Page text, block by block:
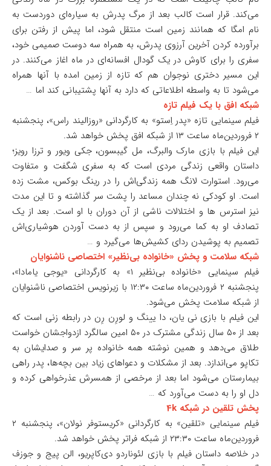
می‌کند. قرار است کالب بعد از مرگ پدرش به سیاره‌ای دوردست به
نام امگا که همانند زمین است منتقل شود، اما پیش از رفتن برای
برآورده کردن آخرین آرزوی پدرش، به همراه سه دوست صمیمی‌ خود،
سفری را برای کاوش در یک گودال افسانه‌ای در ماه اغاز می‌کنند. در
این مسیر دختری نوجوان هم که تازه از زمین امده با آنها همراه
می‌شود تا به واسطه اطلاعاتی که دارد به آنها پشتیبانی کند اما …
شبکه افق با یک فیلم تازه
فیلم سینمایی تازه «پدر اِستو» به کارگردانی «روزالیند راس»، پنجشنبه
۲ فروردین‌ماه ساعت ۱۳ از شبکه افق پخش خواهد شد.
این فیلم با بازی مارک والبرگ، مل گیبسون، جکی ویور و ترزا رویز؛
داستان واقعی زندگی مردی است که به سفری شگفت و متفاوت
می‌رود. استوارت لانگ همه زندگی‌اش را در رینگ بوکس، مشت زده
است. او کودکی نه چندان مساعد را پشت سر گذاشته و تا این مدت
نیز استرس ها و اختلالات ناشی از آن دوران با او است. بعد از یک
تصادف او به کما می‌رود و سپس از به دست آوردن هوشیاری‌اش
تصمیم به پوشیدن ردای کشیش‌ها می‌گیرد و …
شبکه سلامت و پخش «خانواده بی‌نظیر» اختصاصی ناشنوایان
فیلم سینمایی «خانواده بی‌نظیر ۱» به کارگردانی «یوجی یامادا»،
پنجشنبه ۲ فروردین‌ماه ساعت ۱۲:۳۰ با زیرنویس اختصاصی ناشنوایان
از شبکه سلامت پخش می‌شود.
این فیلم با بازی نی یان، دا یینگ و لورِن رِن در رابطه زنی است که
بعد از ۵۰ سال زندگی مشترک در ۵۰ امین سالگرد ازدواجشان خواست
طلاق می‌دهد و همین نوشته همه خانواده پر سر و صدایشان به
تکاپو می‌اندازد. بعد از مشکلات و دعواهای زیاد بین بچه‌ها، پدر راهی
بیمارستان می‌شود اما بعد از مرخصی از همسرش عذرخواهی کرده و
دل او را به دست می‌آورد که …
پخش تلقین در شبکه 4k
فیلم سینمایی «تلقین» به کارگردانی «کریستوفر نولان»، پنجشنبه ۲
فروردین‌ماه ساعت ۲۳:۳۰ از شبکه فراتر پخش خواهد شد.
در خلاصه داستان فیلم با بازی لئوناردو دی‌کاپریو، الن پیج و جوزف